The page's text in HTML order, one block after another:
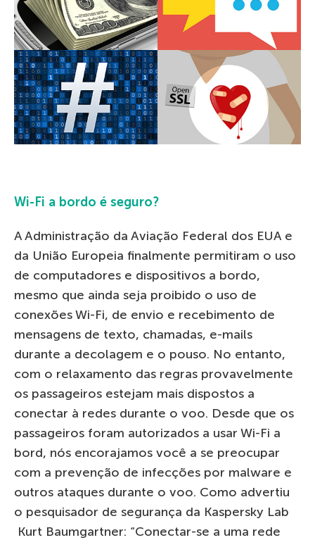
Wi-Fi a bordo é seguro?
A Administração da Aviação Federal dos EUA e
da União Europeia finalmente permitiram o uso
de computadores e dispositivos a bordo,
mesmo que ainda seja proibido o uso de
conexões Wi-Fi, de envio e recebimento de
mensagens de texto, chamadas, e-mails
durante a decolagem e o pouso. No entanto,
com o relaxamento das regras provavelmente
os passageiros estejam mais dispostos a
conectar à redes durante o voo. Desde que os
passageiros foram autorizados a usar Wi-Fi a
bord, nós encorajamos você a se preocupar
com a prevenção de infecções por malware e
outros ataques durante o voo. Como advertiu
o pesquisador de segurança da Kaspersky Lab
Kurt Baumgartner: “Conectar-se a uma rede